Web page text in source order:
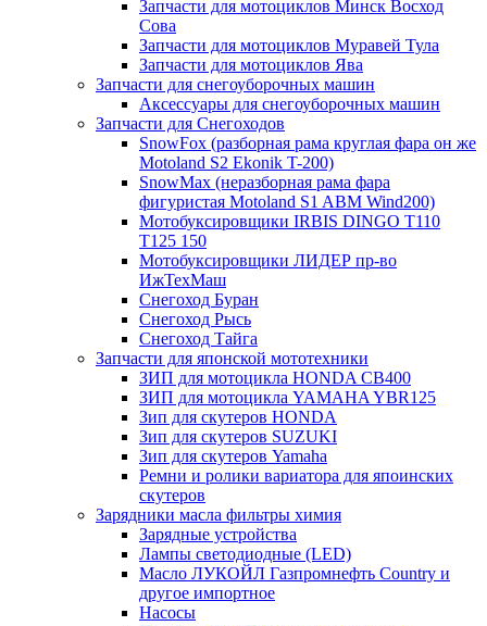
Запчасти для мотоциклов Минск Восход
Сова
Запчасти для мотоциклов Муравей Тула
Запчасти для мотоциклов Ява
Запчасти для снегоуборочных машин
Аксессуары для снегоуборочных машин
Запчасти для Снегоходов
SnowFox (разборная рама круглая фара он же
Motoland S2 Ekonik T-200)
SnowMax (неразборная рама фара
фигуристая Motoland S1 ABM Wind200)
Мотобуксировщики IRBIS DINGO Т110
Т125 150
Мотобуксировщики ЛИДЕР пр-во
ИжТехМаш
Снегоход Буран
Снегоход Рысь
Снегоход Тайга
Запчасти для японской мототехники
ЗИП для мотоцикла HONDA CB400
ЗИП для мотоцикла YAMAHA YBR125
Зип для скутеров HONDA
Зип для скутеров SUZUKI
Зип для скутеров Yamaha
Ремни и ролики вариатора для япоинских
скутеров
Зарядники масла фильтры химия
Зарядные устройства
Лампы светодиодные (LED)
Масло ЛУКОЙЛ Газпромнефть Country и
другое импортное
Насосы